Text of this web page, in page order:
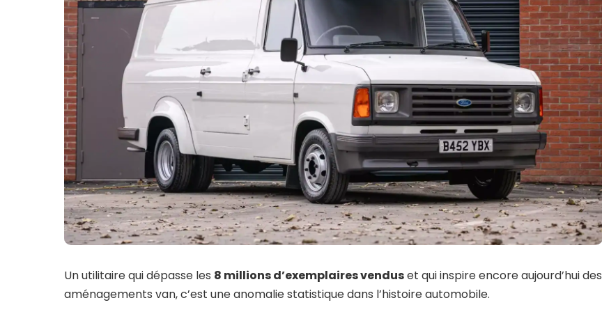
Un utilitaire qui dépasse les 8 millions d’exemplaires venduset qui inspire encore aujourd’hui des
aménagements van, c’est une anomalie statistique dans l’histoire automobile.